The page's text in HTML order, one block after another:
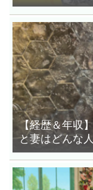
【経歴＆年収
と妻はどんな